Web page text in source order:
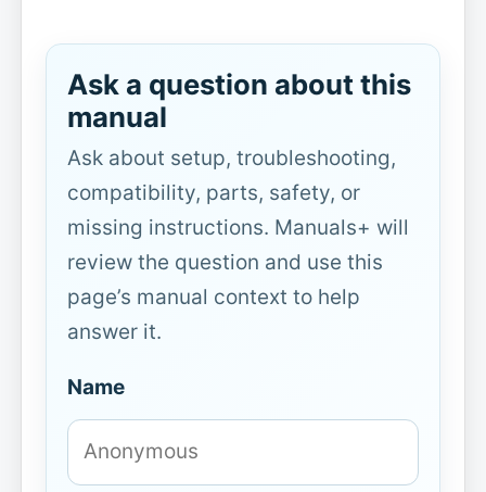
Ask a question about this
manual
Ask about setup, troubleshooting,
compatibility, parts, safety, or
missing instructions. Manuals+ will
review the question and use this
page’s manual context to help
answer it.
Name